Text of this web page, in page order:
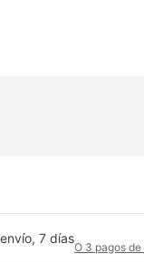
, 7 días
O 3 pagos de